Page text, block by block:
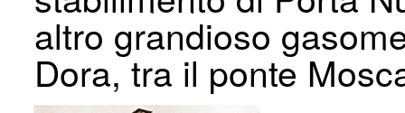
altro grandioso
Dora, tra il ponte